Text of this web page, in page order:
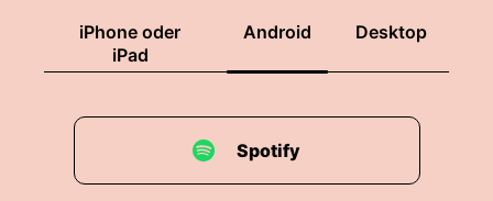
iPhone oder
iPad
Android Desktop
Spotify